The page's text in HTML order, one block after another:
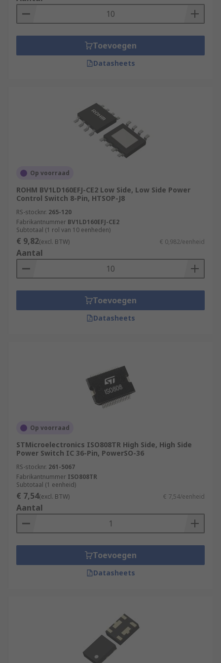
also play a big role in the “Smart Home” products.
An Intelligent power switch combines multiple
PAC (Programmable Automation Controller), CNC
(Computer Numerical Control) & PLC
(Programmable Logic Controller), robotics,
Toevoegen
Datasheets
Op voorraad
ROHM BV1LD160EFJ-CE2 Low Side, Low Side Power
Control Switch 8-Pin, HTSOP-J8
RS-stocknr. 265-120
Fabrikantnummer BV1LD160EFJ-CE2
Subtotaal (1 rol van 10 eenheden)
€ 9,82(excl. BTW) € 0,982/eenheid
Aantal
Toevoegen
Datasheets
Op voorraad
STMicroelectronics ISO808TR High Side, High Side
Power Switch IC 36-Pin, PowerSO-36
RS-stocknr. 261-5067
Fabrikantnummer ISO808TR
Subtotaal (1 eenheid)
€ 7,54(excl. BTW) € 7,54/eenheid
Aantal
Toevoegen
Datasheets